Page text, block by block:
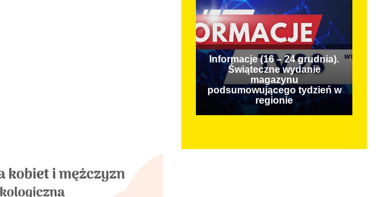
Informacje (16 – 24 grudnia).
Świąteczne wydanie
magazynu
podsumowującego tydzień w
regionie